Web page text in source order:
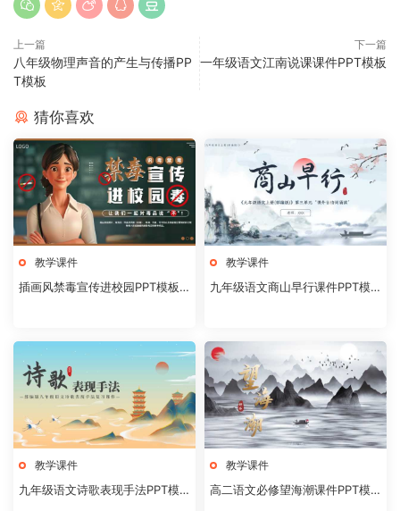
上一篇
八年级物理声音的产生与传播PP
T模板
下一篇
一年级语文江南说课课件PPT模板
猜你喜欢
教学课件
插画风禁毒宣传进校园PPT模板2
教学课件
九年级语文商山早行课件PPT模
教学课件
九年级语文诗歌表现手法PPT模
教学课件
高二语文必修望海潮课件PPT模